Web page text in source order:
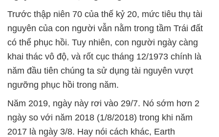
Trước thập niên 70 của thế kỷ 20, mức tiêu thụ tài
nguyên của con người vẫn nằm trong tầm Trái đất
có thể phục hồi. Tuy nhiên, con người ngày càng
khai thác vô độ, và rốt cục tháng 12/1973 chính là
năm đầu tiên chúng ta sử dụng tài nguyên vượt
ngưỡng phục hồi trong năm.
Năm 2019, ngày này rơi vào 29/7. Nó sớm hơn 2
ngày so với năm 2018 (1/8/2018) trong khi năm
2017 là ngày 3/8. Hay nói cách khác, Earth